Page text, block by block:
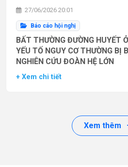
27/06/2026 20:01
Báo cáo hội nghị
BẤT THƯỜNG ĐƯỜNG HUYẾT
YẾU TỐ NGUY CƠ THƯỜNG BỊ
NGHIÊN CỨU ĐOÀN HỆ LỚN
+ Xem chi tiết
Xem thêm